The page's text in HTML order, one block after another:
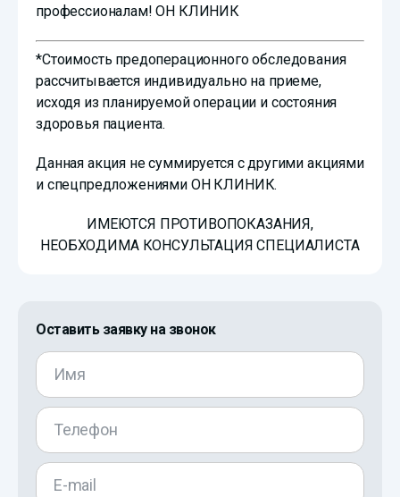
профессионалам! ОН КЛИНИК
*Стоимость предоперационного обследования
рассчитывается индивидуально на приеме,
исходя из планируемой операции и состояния
здоровья пациента.
Данная акция не суммируется с другими акциями
и спецпредложениями ОН КЛИНИК.
ИМЕЮТСЯ ПРОТИВОПОКАЗАНИЯ,
НЕОБХОДИМА КОНСУЛЬТАЦИЯ СПЕЦИАЛИСТА
Оставить заявку на звонок